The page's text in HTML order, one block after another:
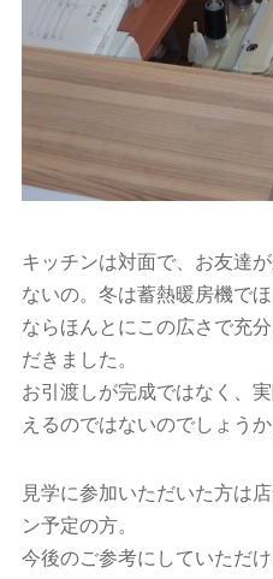
キッチンは対面で、お友達
ないの。冬は蓄熱暖房機で
ならほんとにこの広さで充
だきました。
お引渡しが完成ではなく、
えるのではないのでしょうか
見学に参加いただいた方は
ン予定の方。
今後のご参考にしていただけ